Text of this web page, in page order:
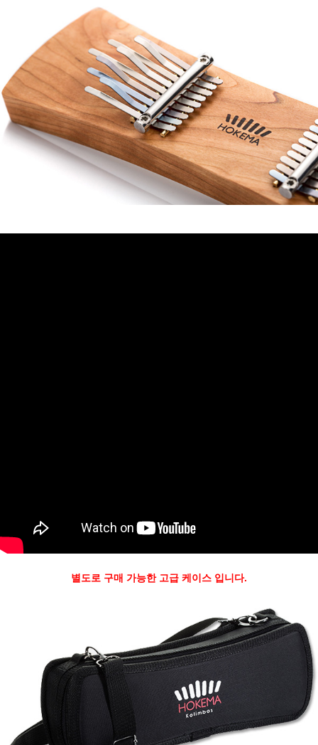
별도로 구매 가능한 고급 케이스 입니다.